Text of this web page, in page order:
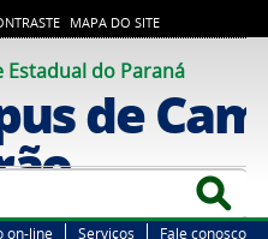
MAPA DO SITE
Estadual do Paraná
de
on-line Serviços Fale conosco